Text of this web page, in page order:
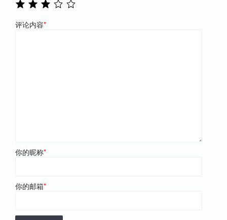
评论内容*
你的昵称*
你的邮箱*